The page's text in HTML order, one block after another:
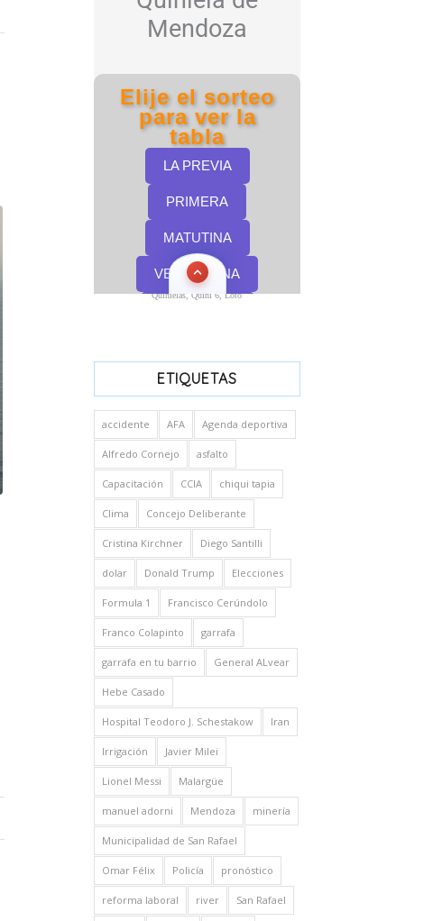
Quinielas, Quini 6, Loto
ETIQUETAS
accidente AFA Agenda deportiva
Alfredo Cornejo asfalto
Capacitación CCIA chiqui tapia
Clima Concejo Deliberante
Cristina Kirchner Diego Santilli
dolar Donald Trump Elecciones
Formula 1 Francisco Cerúndolo
Franco Colapinto garrafa
garrafa en tu barrio General ALvear
Hebe Casado
Hospital Teodoro J. Schestakow Iran
Irrigación Javier Milei
Lionel Messi Malargüe
manuel adorni Mendoza minería
Municipalidad de San Rafael
Omar Félix Policía pronóstico
reforma laboral river San Rafael